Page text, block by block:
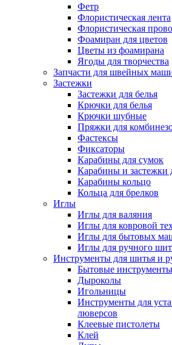
Фетр
Флористическая лента
Флористическая
Фоамиран для цветов
Цветы из фоамирана
Ягоды для творчества
Запчасти для швейных
Застежки
Застежки для белья
Крючки для белья
Крючки шубные
Пряжки для
Фастексы
Фиксаторы
Карабины для сумок
Карабины и застежки
Карабины кольцо
Кольца для брелков
Иглы
Иглы для валяния
Иглы для ковровой
Иглы для бытовых
Иглы для ручного
Инструменты для шитья и
Бытовые инструменты
Дыроколы
Игольницы
Инструменты для
люверсов
Клеевые пистолеты
Клей